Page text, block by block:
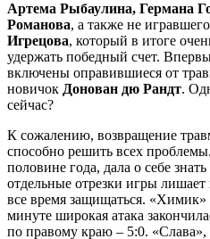
Артема Рыбаулина, Германа
Романова, а также не
Игрецова, который в итоге
удержать победный счет.
включены оправившиеся от
новичок Донован дю Рандт.
сейчас?
К сожалению, возвращение
способно решить всех
половине года, дала о себе
отдельные отрезки игры лишает
все время защищаться.
минуте широкая атака
по правому краю – 5:0. «Слава»,